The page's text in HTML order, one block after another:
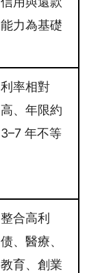
能力為基礎
利率相對
高、年限約
3–7 年不等
整合高利
债、醫療、
教育、創業